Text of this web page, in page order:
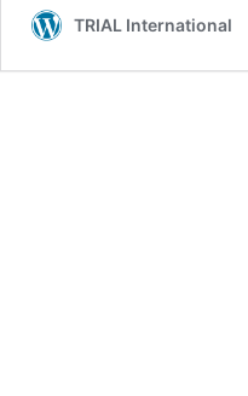
TRIAL International